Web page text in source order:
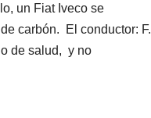
un Fiat Iveco se
carbón. El conductor: F.
de salud, y no